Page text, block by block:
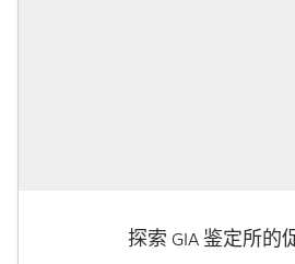
探索 GIA 鉴定所的